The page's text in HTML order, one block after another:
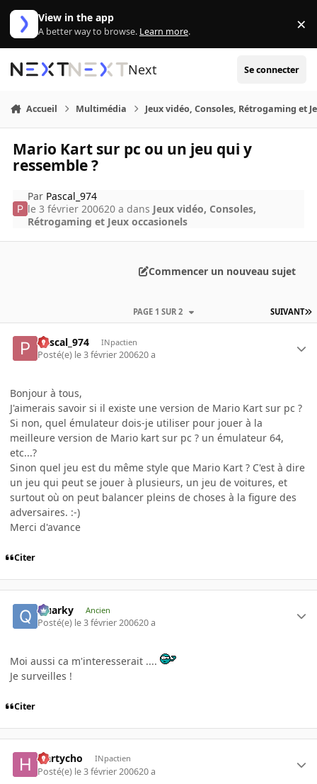
Aller au contenu
View in the app
A better way to browse. Learn more. ×
Next Se connecter
Accueil Multimédia Jeux vidéo, Consoles, Rétrogaming et
Mario Kart sur pc ou un jeu qui y
ressemble ?
Par Pascal_974
le 3 février 200620 a dans Jeux vidéo, Consoles,
Rétrogaming et Jeux occasionels
Commencer un nouveau sujet
SUIVANT
PAGE 1 SUR 2
Pascal_974 INpactien
Posté(e) le 3 février 200620 a
Bonjour à tous,
J'aimerais savoir si il existe une version de Mario Kart sur pc ?
Si non, quel émulateur dois-je utiliser pour jouer à la
meilleure version de Mario kart sur pc ? un émulateur 64,
etc...?
Sinon quel jeu est du même style que Mario Kart ? C'est à dire
un jeu qui peut se jouer à plusieurs, un jeu de voitures, et
surtout où on peut balancer pleins de choses à la figure des
adversaires. :-)
Merci d'avance
Citer
Quarky Ancien
Posté(e) le 3 février 200620 a
Moi aussi ca m'interesserait ....
Je surveilles !
Citer
Hartycho INpactien
Posté(e) le 3 février 200620 a